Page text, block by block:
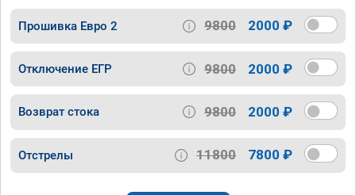
Прошивка Евро 2 9800 2000 ₽
Отключение ЕГР 9800 2000 ₽
Возврат стока 9800 2000 ₽
Отстрелы 11800 7800 ₽